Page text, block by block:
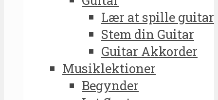
Lær at spille guitar
Stem din Guitar
Guitar Akkorder
Musiklektioner
Begynder